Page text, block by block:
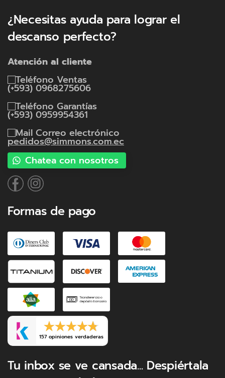
¿Necesitas ayuda para lograr el
descanso perfecto?
Atención al cliente
Ventas
(+593) 0968275606
Garantías
(+593) 0959954361
Correo electrónico
pedidos@simmons.com.ec
Chatea con nosotros
Formas de pago
157 opiniones verdaderas
Tu inbox se ve cansada... Despiértala